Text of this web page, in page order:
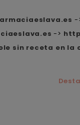
-
->
sin receta en la